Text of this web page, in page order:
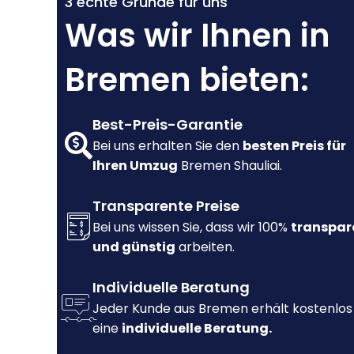
Was wir Ihnen in
Bremen bieten:
Best-Preis-Garantie
Bei uns erhalten Sie den besten Preis für
Ihren Umzug Bremen Shauliai.
Transparente Preise
Bei uns wissen Sie, dass wir 100%
und günstig arbeiten.
Individuelle Beratung
Jeder Kunde aus Bremen erhält kostenlos
eine individuelle Beratung.